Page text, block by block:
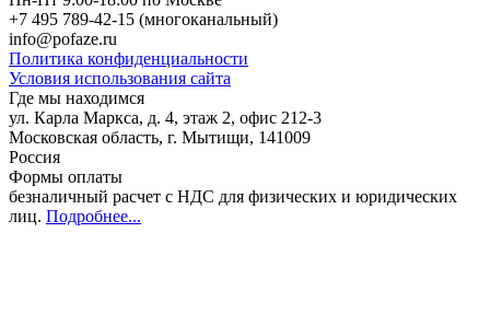
+7 495 789-42-15 (многоканальный)
info@pofaze.ru
Политика конфиденциальности
Условия использования сайта
Где мы находимся
ул. Карла Маркса, д. 4, этаж 2, офис 212-3
Московская область, г. Мытищи, 141009
Россия
Формы оплаты
безналичный расчет с НДС для физических и юридических
лиц. Подробнее...